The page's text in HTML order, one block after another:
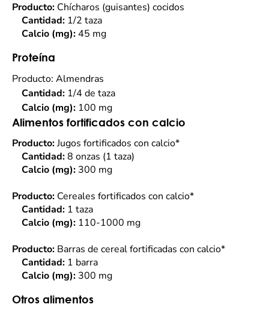
Producto: Chícharos (guisantes) cocidos
Cantidad: 1/2 taza
Calcio (mg):45 mg
Proteína
Producto: Almendras
Cantidad: 1/4 de taza
Calcio (mg): 100 mg
Alimentos fortificados con calcio
Producto:Jugos fortificados con calcio*
Cantidad:8 onzas (1 taza)
Calcio (mg): 300 mg
Producto: Cereales fortificados con calcio*
Cantidad: 1 taza
Calcio (mg): 110-1000 mg
Producto: Barras de cereal fortificadas con calcio*
Cantidad: 1 barra
Calcio (mg): 300 mg
Otros alimentos